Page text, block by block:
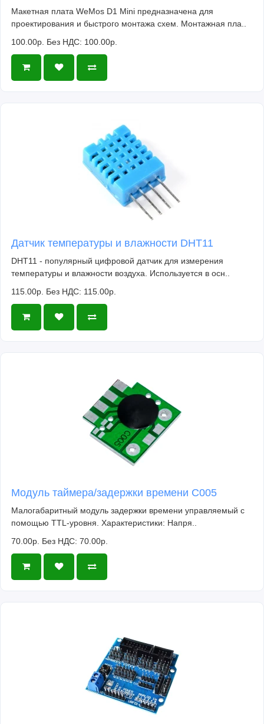
Макетная плата WeMos D1 Mini предназначена для
проектирования и быстрого монтажа схем. Монтажная пла..
100.00р. Без НДС: 100.00р.
Датчик температуры и влажности DHT11
DHT11 - популярный цифровой датчик для измерения
температуры и влажности воздуха. Используется в осн..
115.00р. Без НДС: 115.00р.
Модуль таймера/задержки времени C005
Малогабаритный модуль задержки времени управляемый с
помощью TTL-уровня. Характеристики: Напря..
70.00р. Без НДС: 70.00р.